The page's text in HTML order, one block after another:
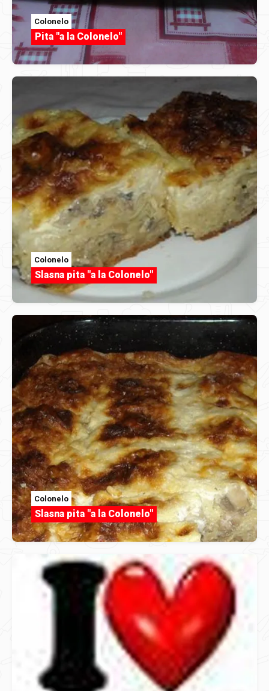
Colonelo
Pita "a la Colonelo"
Colonelo
Slasna pita "a la Colonelo"
Colonelo
Slasna pita "a la Colonelo"